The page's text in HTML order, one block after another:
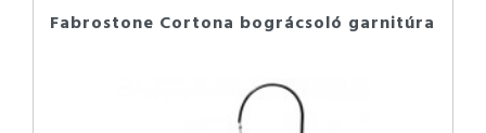
Fabrostone Cortona bográcsoló garnitúra